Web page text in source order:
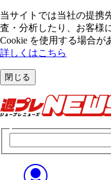
当サイトでは当社の提携
査・分析したり、お客様
Cookie を使⽤する場合が
詳しくはこちら
閉じる